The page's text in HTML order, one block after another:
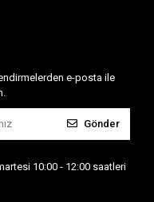
e-posta ile
Gönder
10:00 - 12:00 saatleri